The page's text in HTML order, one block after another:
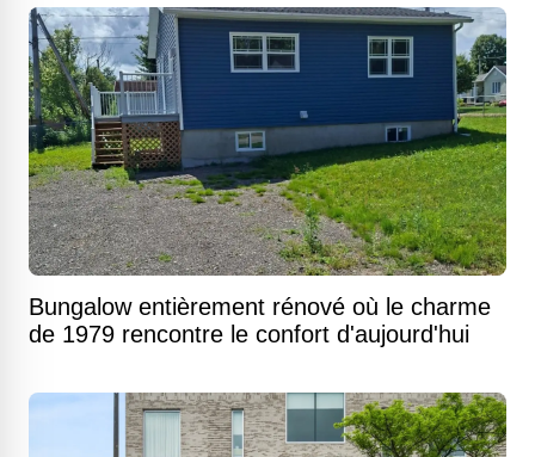
Bungalow entièrement rénové où le charme
de 1979 rencontre le confort d'aujourd'hui